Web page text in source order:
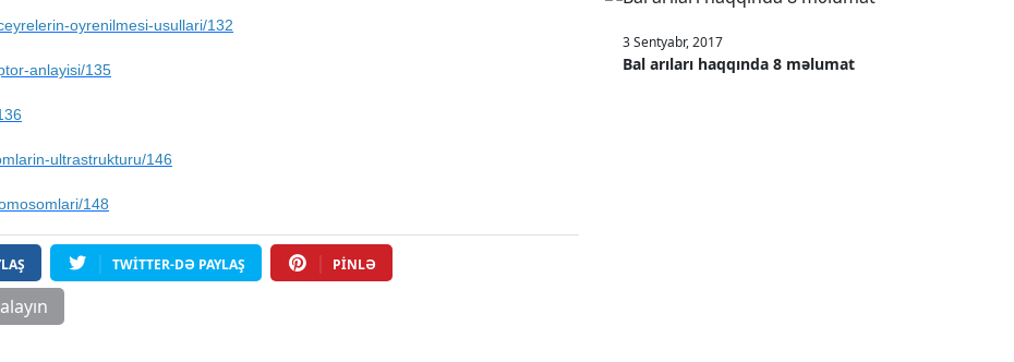
oyrenilmesi-usullari/132
anlayisi/135
ultrastrukturu/146
148
TWITTER-DƏ PAYLAŞ PINLƏ
3 Sentyabr, 2017
Bal arıları haqqında 8 məlumat